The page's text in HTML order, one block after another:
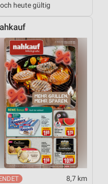
heute gültig
8,7 km